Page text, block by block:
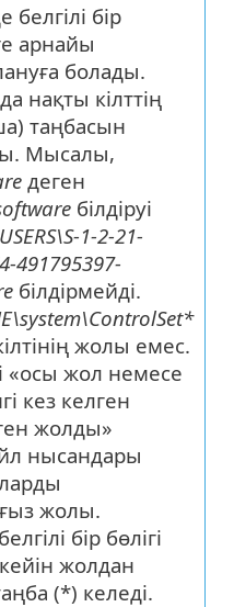
бір
арнайы
болады.
нақты кілттің
таңбасын
Мысалы,
деген
білдіруі
1-2-21-
491795397-
білдірмейді.
жолы емес.
«осы жол немесе
кез келген
жолды»
нысандары
жолы.
бір бөлігі
жолдан
(*) келеді.